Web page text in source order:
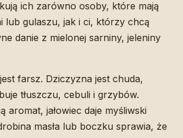
ich zarówno osoby, które mają
lub gulaszu, jak i ci, którzy chcą
danie z mielonej sarniny, jeleniny
farsz. Dziczyzna jest chuda,
tłuszczu, cebuli i grzybów.
aromat, jałowiec daje myśliwski
masła lub boczku sprawia, że